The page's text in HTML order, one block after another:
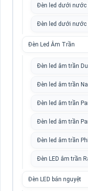
Đèn led dưới nước
Đèn led dưới nước
Đèn Led Âm Trần
Đèn led âm trần
Đèn led âm trần
Đèn led âm trần
Đèn led âm trần
Đèn led âm trần
Đèn LED âm trần
Đèn LED bán nguyệt